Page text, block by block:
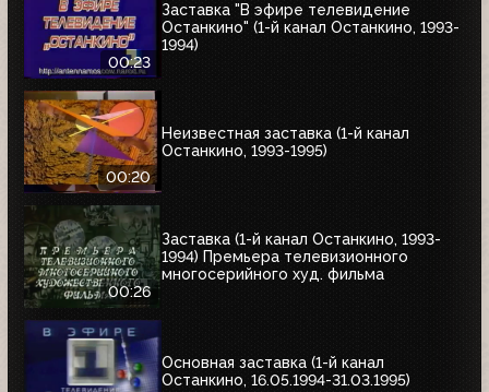
00:23
Заставка "В эфире телевидение
Останкино" (1-й канал Останкино, 1993-
1994)
00:20
Неизвестная заставка (1-й канал
Останкино, 1993-1995)
00:26
Заставка (1-й канал Останкино, 1993-
1994) Премьера телевизионного
многосерийного худ. фильма
Основная заставка (1-й канал
Останкино, 16.05.1994-31.03.1995)